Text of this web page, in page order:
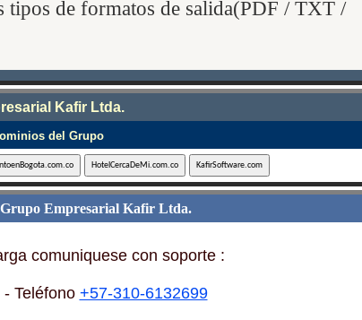
tipos de formatos de salida(PDF / TXT /
Kafir Ltda.
del Grupo
Grupo Empresarial Kafir Ltda.
comuniquese con soporte :
Teléfono +57-310-6132699